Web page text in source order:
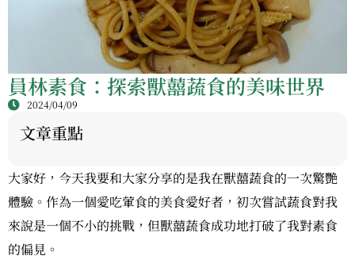
員林素食：探索獸囍蔬食的美味世界
2024/04/09
文章重點
大家好，今天我要和大家分享的是我在獸囍蔬食的一次驚艷
體驗。作為一個愛吃葷食的美食愛好者，初次嘗試蔬食對我
來說是一個不小的挑戰，但獸囍蔬食成功地打破了我對素食
的偏見。